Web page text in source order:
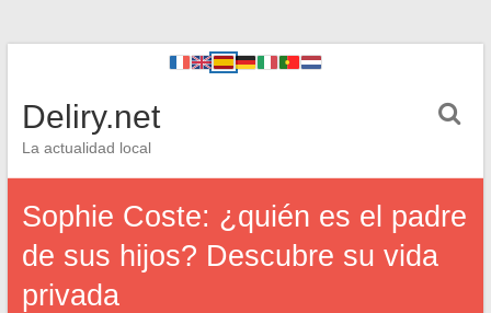
Deliry.net
La actualidad local
Sophie Coste: ¿quién es el padre
de sus hijos? Descubre su vida
privada